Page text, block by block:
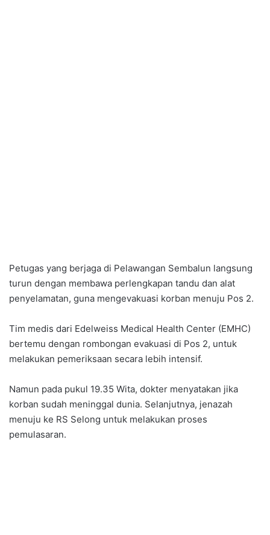
Petugas yang berjaga di Pelawangan Sembalun langsung
turun dengan membawa perlengkapan tandu dan alat
penyelamatan, guna mengevakuasi korban menuju Pos 2.
Tim medis dari Edelweiss Medical Health Center (EMHC)
bertemu dengan rombongan evakuasi di Pos 2, untuk
melakukan pemeriksaan secara lebih intensif.
Namun pada pukul 19.35 Wita, dokter menyatakan jika
korban sudah meninggal dunia. Selanjutnya, jenazah
menuju ke RS Selong untuk melakukan proses
pemulasaran.